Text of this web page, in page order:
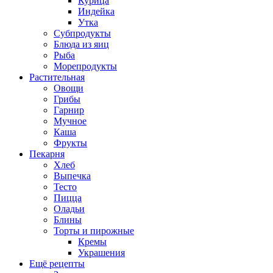
Индейка
Утка
Субпродукты
Блюда из яиц
Рыба
Морепродукты
Растительная
Овощи
Грибы
Гарнир
Мучное
Каша
Фрукты
Пекарня
Хлеб
Выпечка
Тесто
Пицца
Оладьи
Блины
Торты и пирожные
Кремы
Украшения
Ещё рецепты